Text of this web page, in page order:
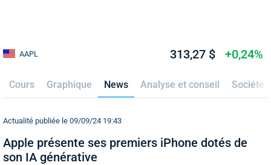
AAPL 313,27 $ +0,24%
Cours Graphique News Analyse et conseil Société
Actualité publiée le 09/09/24 19:43
Apple présente ses premiers iPhone dotés de
son IA générative